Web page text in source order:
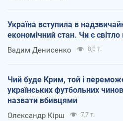
Україна вступила в
економічний стан. Чи є світло
Вадим Денисенко 8,0 т.
Чий буде Крим, той і
українських футбольних
назвати вбивцями
Олександр Кірш 7,7 т.